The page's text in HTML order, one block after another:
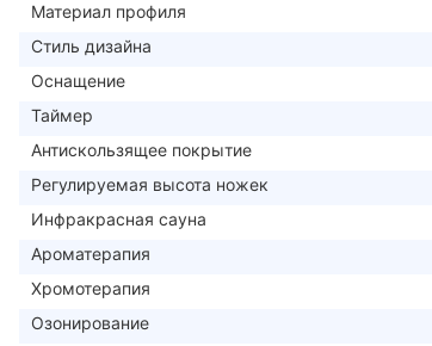
Материал профиля
Стиль дизайна
Оснащение
Таймер
Антискользящее покрытие
Регулируемая высота ножек
Инфракрасная сауна
Ароматерапия
Хромотерапия
Озонирование